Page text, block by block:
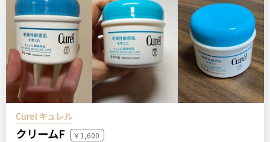
価格
72,661円
場所
Amazon
Panasonic 光美容器 光エステ
パナソニック
家庭用脱毛器
Curel キュレル
クリームF ￥1,600